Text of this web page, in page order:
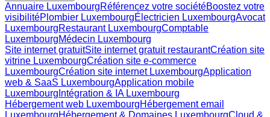
Annuaire LuxembourgRéférencez votre sociétéBoostez votre
visibilitéPlombier LuxembourgÉlectricien LuxembourgAvocat
LuxembourgRestaurant LuxembourgComptable
LuxembourgMédecin Luxembourg
Site internet gratuitSite internet gratuit restaurantCréation site
vitrine LuxembourgCréation site e-commerce
LuxembourgCréation site internet LuxembourgApplication
web & SaaS LuxembourgApplication mobile
Luxembourg Intégration & IA Luxembourg
Hébergement web LuxembourgHébergement email
LuxembourgHébergement & Domaines LuxembourgCloud &